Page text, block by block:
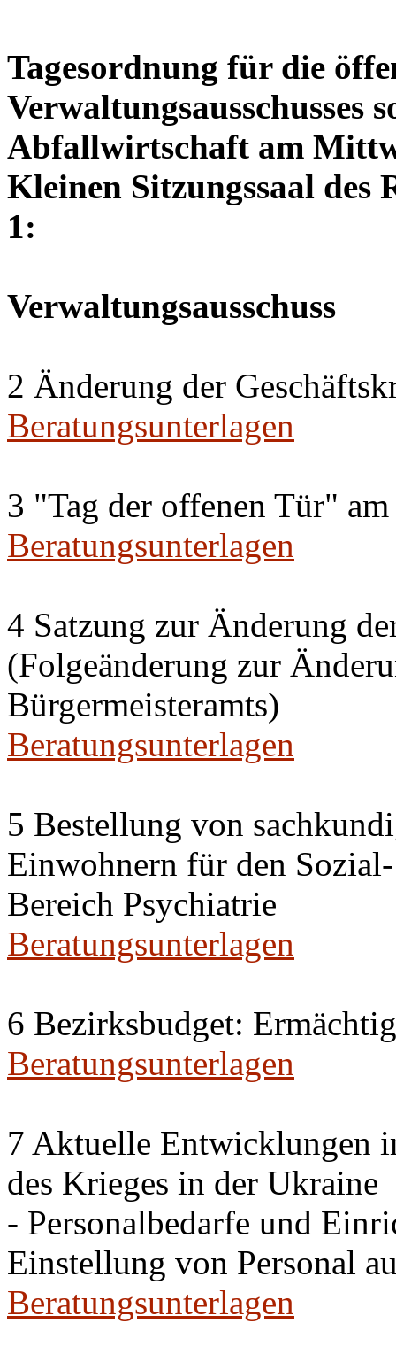
Tagesordnung für die
Verwaltungsausschusses
Abfallwirtschaft am
Kleinen Sitzungssaal des
1:
Verwaltungsausschuss
2 Änderung der
Beratungsunterlagen
3 "Tag der offenen Tür"
Beratungsunterlagen
4 Satzung zur Änderung
(Folgeänderung zur
Bürgermeisteramts)
Beratungsunterlagen
5 Bestellung von
Einwohnern für den
Bereich Psychiatrie
Beratungsunterlagen
6 Bezirksbudget:
Beratungsunterlagen
7 Aktuelle Entwicklungen
des Krieges in der Ukraine
- Personalbedarfe und
Einstellung von Personal
Beratungsunterlagen